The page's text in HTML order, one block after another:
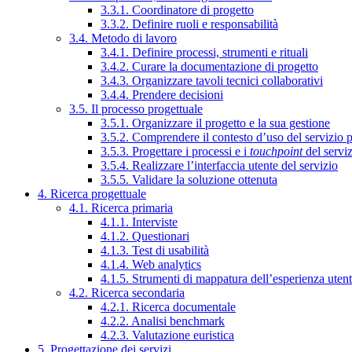
3.3.1. Coordinatore di progetto
3.3.2. Definire ruoli e responsabilità
3.4. Metodo di lavoro
3.4.1. Definire processi, strumenti e rituali
3.4.2. Curare la documentazione di progetto
3.4.3. Organizzare tavoli tecnici collaborativi
3.4.4. Prendere decisioni
3.5. Il processo progettuale
3.5.1. Organizzare il progetto e la sua gestione
3.5.2. Comprendere il contesto d’uso del servizio
3.5.3. Progettare i processi e i touchpointdel
3.5.4. Realizzare l’interfaccia utente del servizio
3.5.5. Validare la soluzione ottenuta
4. Ricerca progettuale
4.1. Ricerca primaria
4.1.1. Interviste
4.1.2. Questionari
4.1.3. Test di usabilità
4.1.4. Web analytics
4.1.5. Strumenti di mappatura dell’esperienza
4.2. Ricerca secondaria
4.2.1. Ricerca documentale
4.2.2. Analisi benchmark
4.2.3. Valutazione euristica
5. Progettazione dei servizi